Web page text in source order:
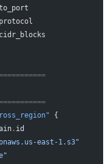
protocol
cidr_blocks
{
. id
east-1.s3"